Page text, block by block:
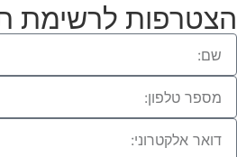
הצטרפות לרשימת